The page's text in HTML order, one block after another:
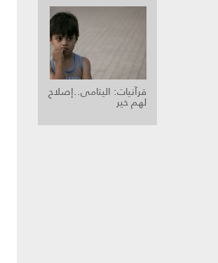
قرآنيات: اليتامى..إصلاح
لهم خير